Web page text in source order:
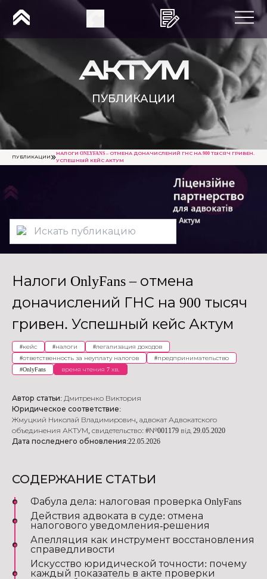
ПУБЛИКАЦИИ
ПУБЛИКАЦИИ
НАЛОГИ ONLYFANS – ОТМЕНА ДОНАЧИСЛЕНИЙ ГНС НА 900 ТЫСЯЧ ГРИВЕН.
УСПЕШНЫЙ КЕЙС АКТУМ
Налоги OnlyFans – отмена
доначислений ГНС на 900 тысяч
гривен. Успешный кейс Актум
#кейс #налоги #легализация доходов
#ответственность за неуплату налогов #предпринимательство
#OnlyFans время чтения 7 хв.
Автор статьи: Дмитренко Виктория
Юридическое соответствие:
Жмуцкий Николай Владимирович, адвокат Адвокатского
объединения АКТУМ, свидетельство: #№001179 від 29.05.2020
Дата последнего обновления:22.05.2026
СОДЕРЖАНИЕ СТАТЬИ
Фабула дела: налоговая проверка OnlyFans
Действия адвоката в суде: отмена
налогового уведомления-решения
Апелляция как инструмент восстановления
справедливости
Искусство юридической точности: почему
каждый показатель в акте проверки